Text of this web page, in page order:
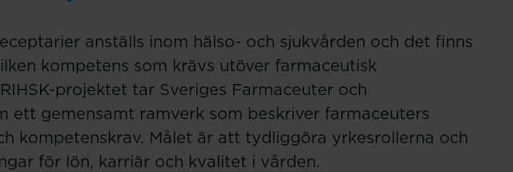
anställs inom hälso- och sjukvården och det finns
kompetens som krävs utöver farmaceutisk
projektet tar Sveriges Farmaceuter och
ett gemensamt ramverk som beskriver farmaceuters
kompetenskrav. Målet är att tydliggöra yrkesrollerna och
för lön, karriär och kvalitet i vården.